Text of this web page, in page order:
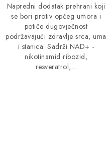
Napredni dodatak prehrani koji
se bori protiv općeg umora i
potiče dugovječnost
podržavajući zdravlje srca, uma
i stanica. Sadrži NAD+ -
nikotinamid ribozid,
resveratrol,...